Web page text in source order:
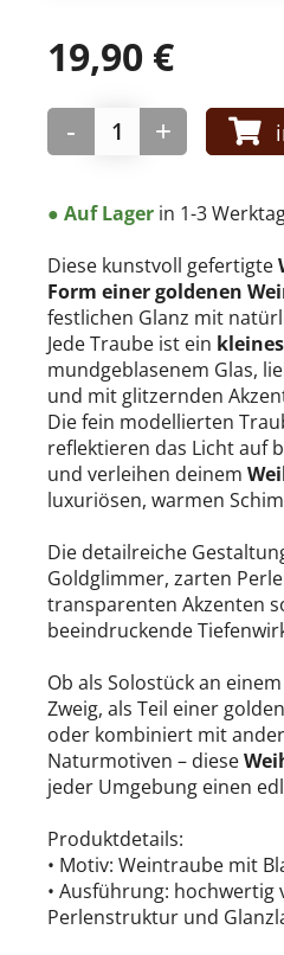
19,90 €
- +
● Auf Lager in 1-3
Diese kunstvoll gefertigte
Form einer goldenen
festlichen Glanz mit
Jede Traube ist ein
mundgeblasenem Glas,
und mit glitzernden
Die fein modellierten
reflektieren das Licht auf
und verleihen deinem
luxuriösen, warmen
Die detailreiche
Goldglimmer, zarten
transparenten Akzenten
beeindruckende
Ob als Solostück an
Zweig, als Teil einer
oder kombiniert mit
Naturmotiven – diese
jeder Umgebung einen
Produktdetails:
• Motiv: Weintraube mit
• Ausführung:
Perlenstruktur und